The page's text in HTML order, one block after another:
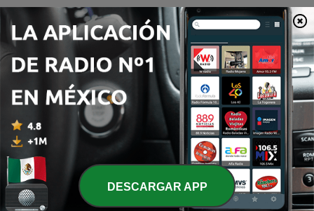
Página 1de45
1
2 >>
Emisoras de radio online que nos gustan
DESCARGAR APP